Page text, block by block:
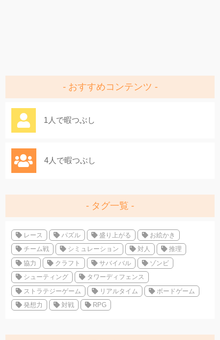
おすすめコンテンツ
1人で暇つぶし
4人で暇つぶし
タグ一覧
レース パズル 盛り上がる
お絵かき
チーム戦
シミュレーション 対人
推理
協力
クラフト サバイバル
ゾンビ
シューティング
タワーディフェンス
ストラテジーゲーム
リアルタイム
ボードゲーム
発想力
対戦 RPG